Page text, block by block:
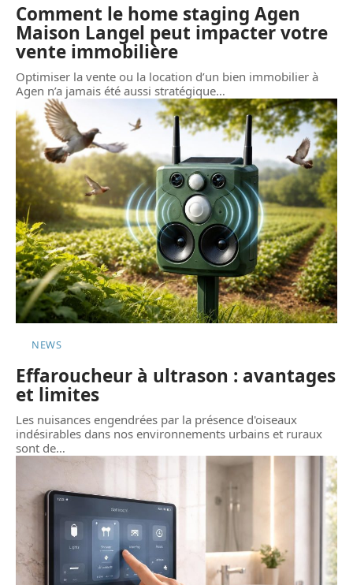
Comment le home staging Agen
Maison Langel peut impacter votre
vente immobilière
Optimiser la vente ou la location d’un bien immobilier à
Agen n’a jamais été aussi stratégique…
NEWS
Effaroucheur à ultrason : avantages
et limites
Les nuisances engendrées par la présence d'oiseaux
indésirables dans nos environnements urbains et ruraux
sont de…